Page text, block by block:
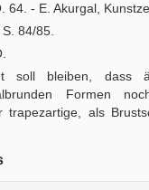
64. - E. Akurgal,
84/85.
soll bleiben, dass
Formen
trapezartige, als